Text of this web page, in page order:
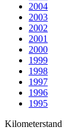
2004
2003
2002
2001
2000
1999
1998
1997
1996
1995
Kilometerstand